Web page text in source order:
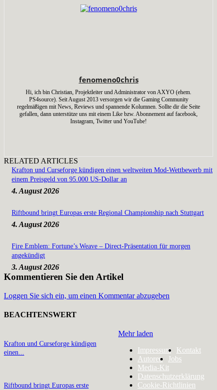
fenomeno0chris
Hi, ich bin Christian, Projektleiter und Administrator von AXYO (ehem.
PS4source). Seit August 2013 versorgen wir die Gaming Community
regelmäßigen mit News, Reviews und spannende Kolumnen. Sollte dir die Seite
gefallen, dann unterstütze uns mit einem Like bzw. Abonnement auf facebook,
Instagram, Twitter und YouTube!
RELATED ARTICLES
Krafton und Curseforge kündigen einen weltweiten Mod-Wettbewerb mit
einem Preisgeld von 95.000 US-Dollar an
4. August 2026
Riftbound bringt Europas erste Regional Championship nach Stuttgart
4. August 2026
Fire Emblem: Fortune’s Weave – Direct-Präsentation für morgen
angekündigt
3. August 2026
Kommentieren Sie den Artikel
Loggen Sie sich ein, um einen Kommentar abzugeben
BEACHTENSWERT
Krafton und Curseforge kündigen
einen...
Riftbound bringt Europas erste
Mehr laden
Impressum
Kontakt
Autoren
Jobs
Media-Kit
Datenschutzerklärung
Cookie-Richtlinien